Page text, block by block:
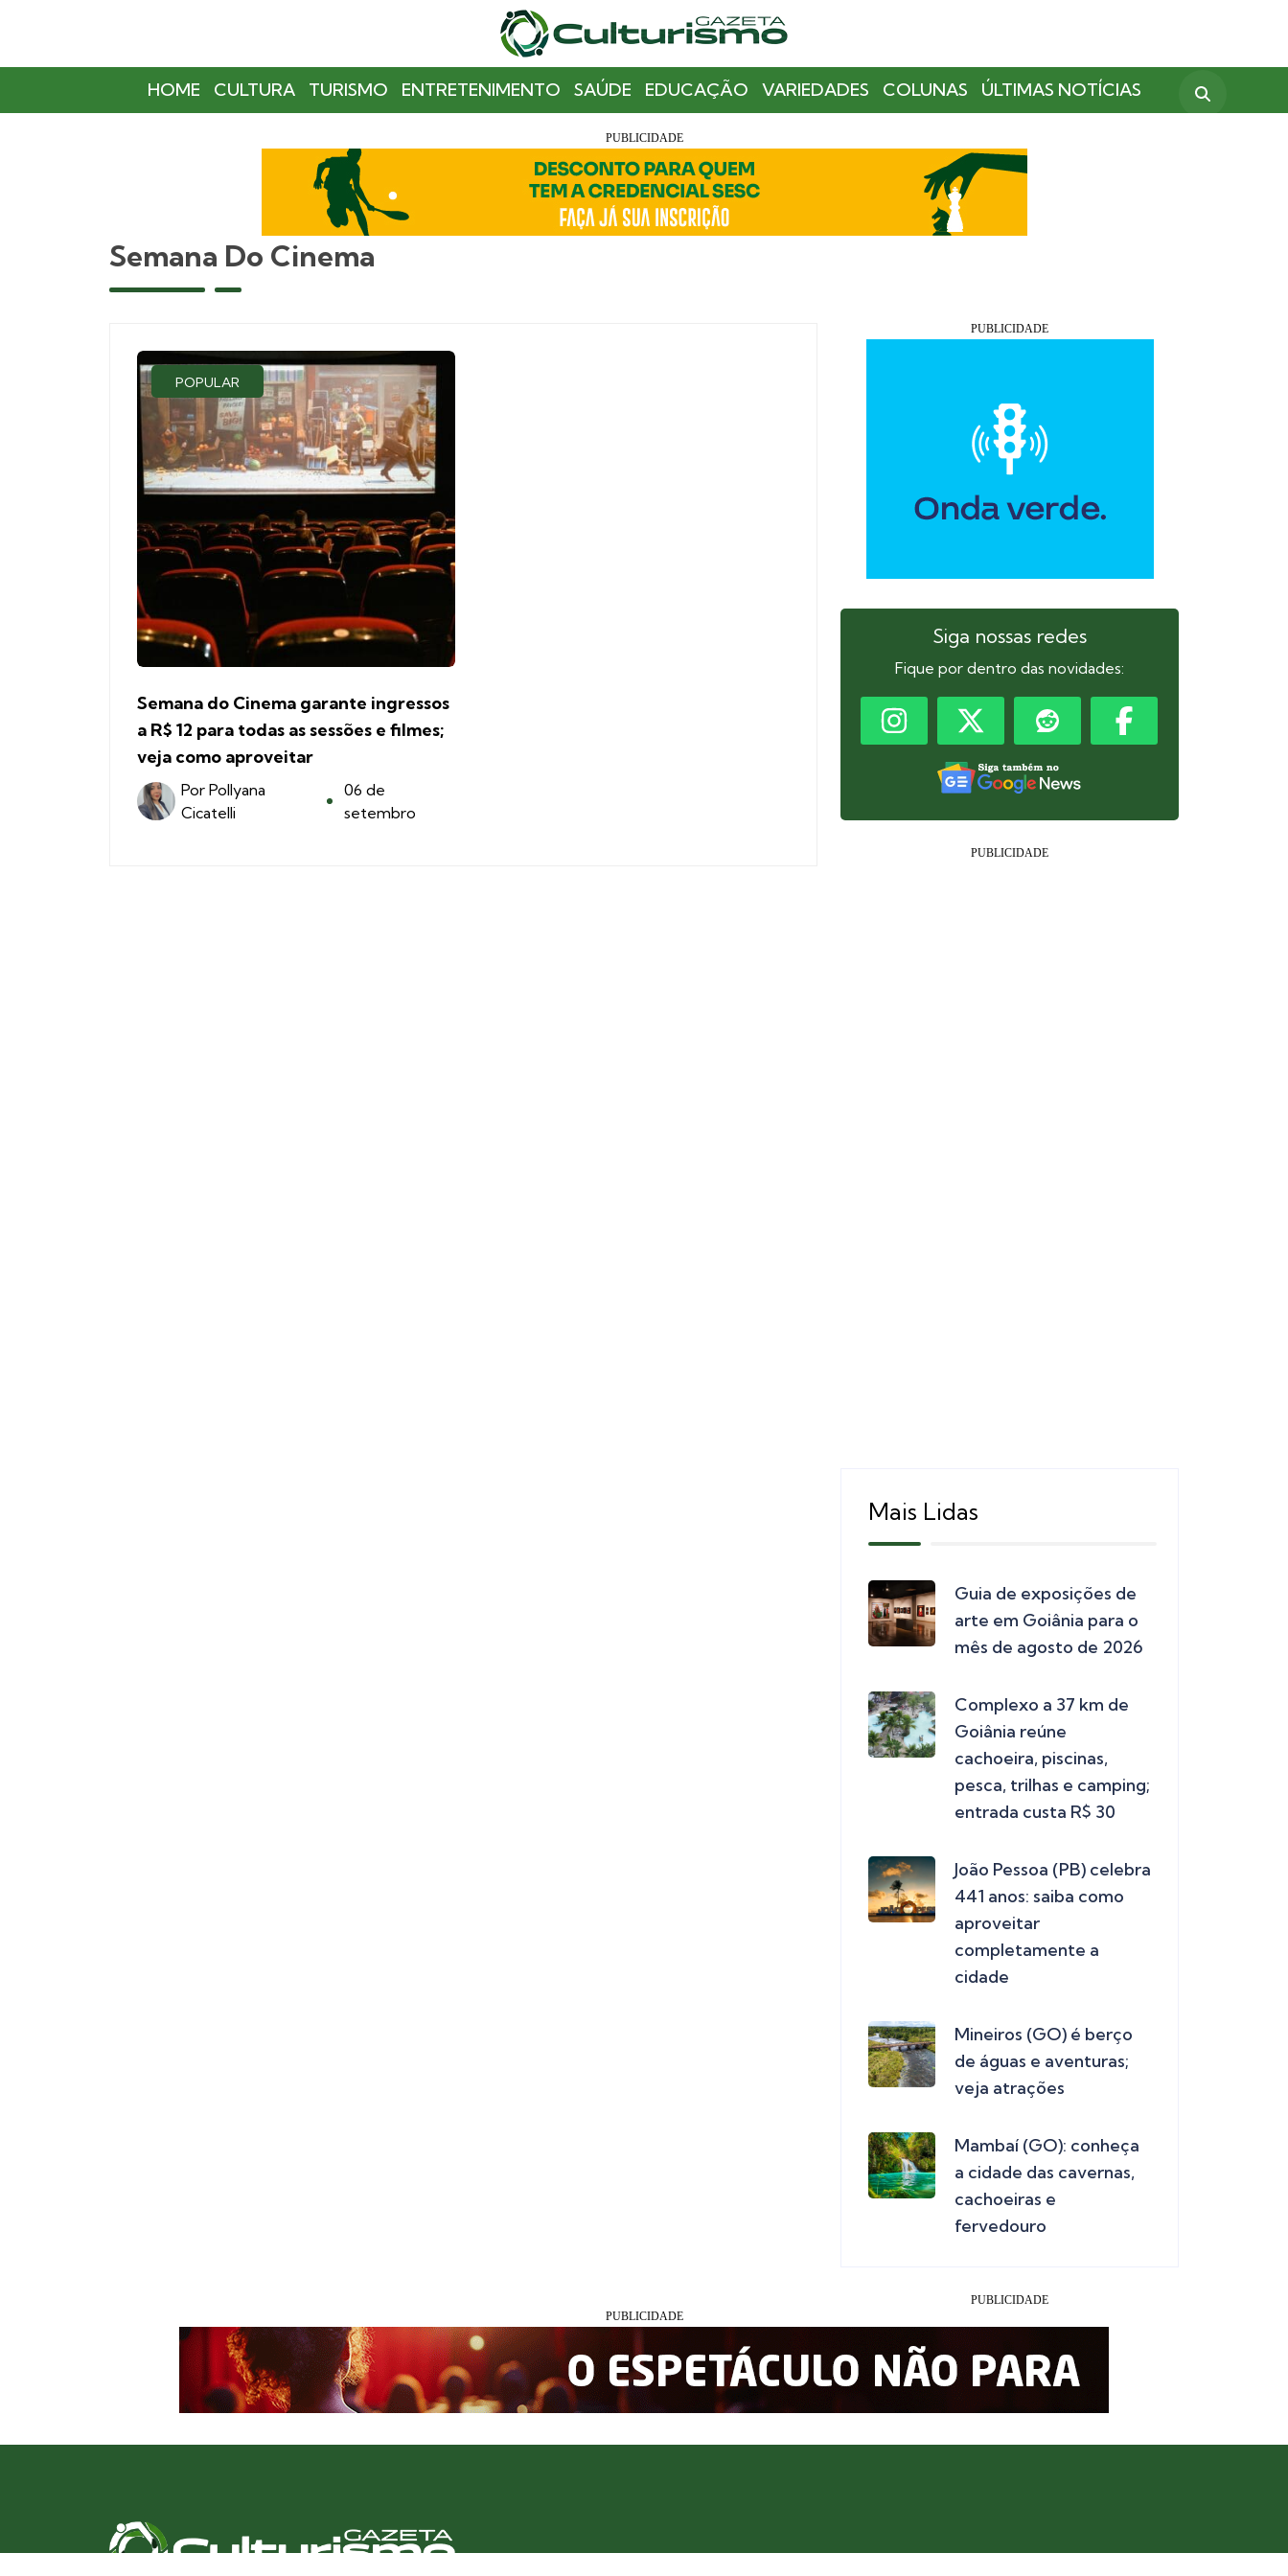
HOME CULTURA TURISMO ENTRETENIMENTO SAÚDE EDUCAÇÃO VARIEDADES COLUNAS ÚLTIMAS NOTÍCIAS
Semana Do Cinema
POPULAR
Semana do Cinema garante ingressos
a R$ 12 para todas as sessões e filmes;
veja como aproveitar
Por Pollyana
Cicatelli
06 de
setembro
Siga nossas redes
Fique por dentro das novidades:
Mais Lidas
Guia de exposições de
arte em Goiânia para o
mês de agosto de 2026
Complexo a 37 km de
Goiânia reúne
cachoeira, piscinas,
pesca, trilhas e camping;
entrada custa R$ 30
João Pessoa (PB) celebra
441 anos: saiba como
aproveitar
completamente a
cidade
Mineiros (GO) é berço
de águas e aventuras;
veja atrações
Mambaí (GO): conheça
a cidade das cavernas,
cachoeiras e
fervedouro